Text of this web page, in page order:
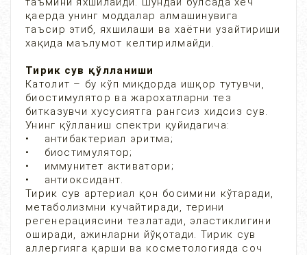
қаерда унинг моддалар алмашинувига
таъсир этиб, яхшилаши ва хаётни узайтириши
хақида маълумот келтирилмайди.
Тирик сув қўлланиши
Католит – бу кўп миқдорда ишқор тутувчи,
биостимулятор ва жарохатларни тез
битказувчи хусусиятга рангсиз хидсиз сув.
Унинг қўлланиш спектри қуйидагича:
• антибактериал эритма;
• биостимулятор;
• иммунитет активатори;
• антиоксидант.
Тирик сув артериал қон босимини кўтаради,
метаболизмни кучайтиради, терини
регенерациясини тезлатади, эластиклигини
оширади, ажинларни йўқотади. Тирик сув
аллергияга қарши ва косметологияда соч